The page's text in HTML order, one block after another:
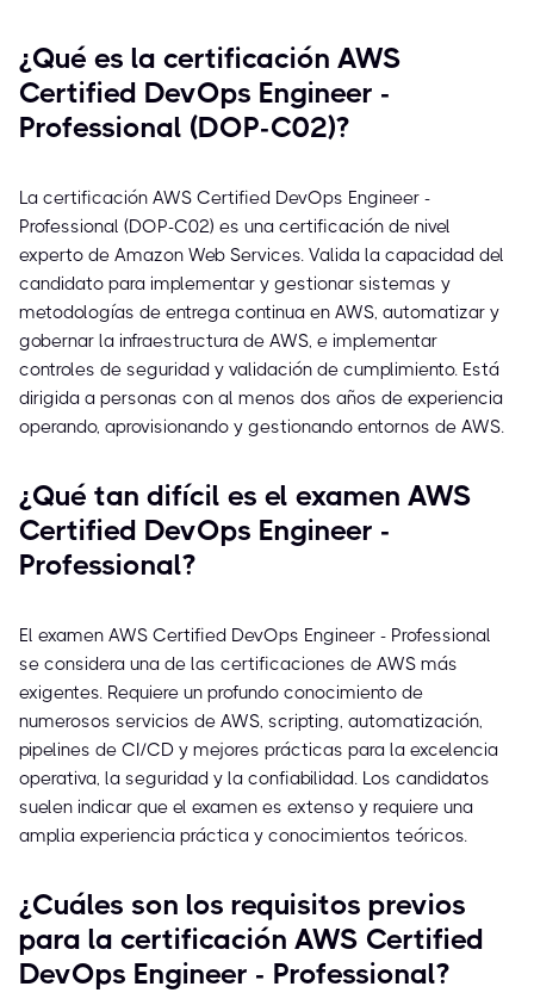
¿Qué es la certificación AWS
Certified DevOps Engineer -
Professional (DOP-C02)?
La certificación AWS Certified DevOps Engineer -
Professional (DOP-C02) es una certificación de nivel
experto de Amazon Web Services. Valida la capacidad del
candidato para implementar y gestionar sistemas y
metodologías de entrega continua en AWS, automatizar y
gobernar la infraestructura de AWS, e implementar
controles de seguridad y validación de cumplimiento. Está
dirigida a personas con al menos dos años de experiencia
operando, aprovisionando y gestionando entornos de AWS.
¿Qué tan difícil es el examen AWS
Certified DevOps Engineer -
Professional?
El examen AWS Certified DevOps Engineer - Professional
se considera una de las certificaciones de AWS más
exigentes. Requiere un profundo conocimiento de
numerosos servicios de AWS, scripting, automatización,
pipelines de CI/CD y mejores prácticas para la excelencia
operativa, la seguridad y la confiabilidad. Los candidatos
suelen indicar que el examen es extenso y requiere una
amplia experiencia práctica y conocimientos teóricos.
¿Cuáles son los requisitos previos
para la certificación AWS Certified
DevOps Engineer - Professional?